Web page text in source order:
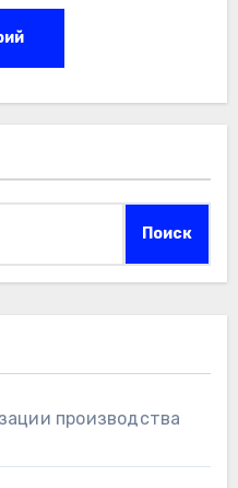
Поиск
производства